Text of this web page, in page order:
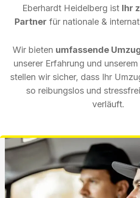
Eberhardt Heidelberg ist Ihr
Partner für nationale &
Wir bieten umfassende
unserer Erfahrung und
stellen wir sicher, dass Ihr
so reibungslos und
verläuft.